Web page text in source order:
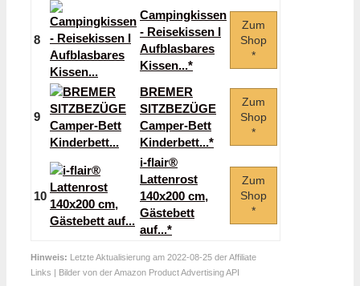
8
Campingkissen
- Reisekissen I
Aufblasbares
Kissen...*
Zum
Shop
*
9
BREMER
SITZBEZÜGE
Camper-Bett
Kinderbett...*
Zum
Shop
*
10
i-flair®
Lattenrost
140x200 cm,
Gästebett
auf...*
Zum
Shop
*
Hinweis: Letzte Aktualisierung am 2022-08-25 der Affiliate
Links | Bilder von der Amazon Product Advertising API